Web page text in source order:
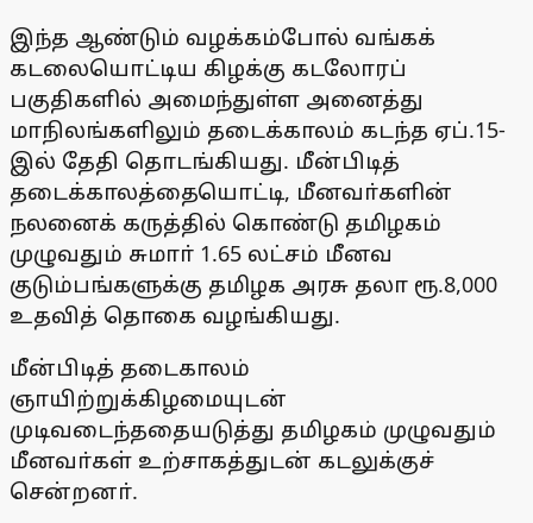
இந்த ஆண்டும் வழக்கம்போல் வங்கக்
கடலையொட்டிய கிழக்கு கடலோரப்
பகுதிகளில் அமைந்துள்ள அனைத்து
மாநிலங்களிலும் தடைக்காலம் கடந்த ஏப்.15-
இல் தேதி தொடங்கியது. மீன்பிடித்
தடைக்காலத்தையொட்டி, மீனவா்களின்
நலனைக் கருத்தில் கொண்டு தமிழகம்
முழுவதும் சுமாா் 1.65 லட்சம் மீனவ
குடும்பங்களுக்கு தமிழக அரசு தலா ரூ.8,000
உதவித் தொகை வழங்கியது.
மீன்பிடித் தடைகாலம்
ஞாயிற்றுக்கிழமையுடன்
முடிவடைந்ததையடுத்து தமிழகம் முழுவதும்
மீனவா்கள் உற்சாகத்துடன் கடலுக்குச்
சென்றனா்.